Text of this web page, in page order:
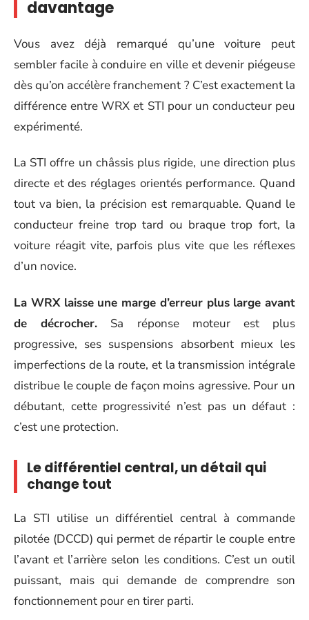
davantage
Vous avez déjà remarqué qu’une voiture peut
sembler facile à conduire en ville et devenir piégeuse
dès qu’on accélère franchement ? C’est exactement la
différence entre WRX et STI pour un conducteur peu
expérimenté.
La STI offre un châssis plus rigide, une direction plus
directe et des réglages orientés performance. Quand
tout va bien, la précision est remarquable. Quand le
conducteur freine trop tard ou braque trop fort, la
voiture réagit vite, parfois plus vite que les réflexes
d’un novice.
La WRX laisse une marge d’erreur plus large avant
de décrocher. Sa réponse moteur est plus
progressive, ses suspensions absorbent mieux les
imperfections de la route, et la transmission intégrale
distribue le couple de façon moins agressive. Pour un
débutant, cette progressivité n’est pas un défaut :
c’est une protection.
Le différentiel central, un détail qui
change tout
La STI utilise un différentiel central à commande
pilotée (DCCD) qui permet de répartir le couple entre
l’avant et l’arrière selon les conditions. C’est un outil
puissant, mais qui demande de comprendre son
fonctionnement pour en tirer parti.